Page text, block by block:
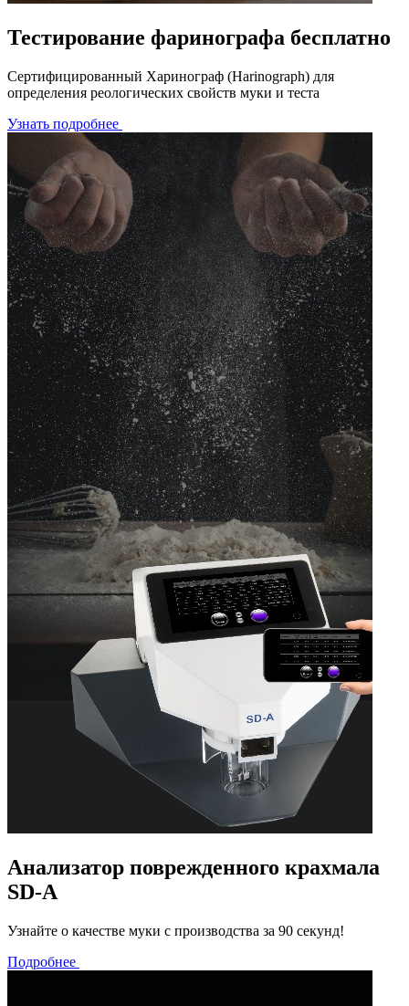
Тестирование фаринографа бесплатно
Сертифицированный Харинограф (Harinograph) для
определения реологических свойств муки и теста
Узнать подробнее
Анализатор поврежденного крахмала
SD-A
Узнайте о качестве муки с производства за 90 секунд!
Подробнее